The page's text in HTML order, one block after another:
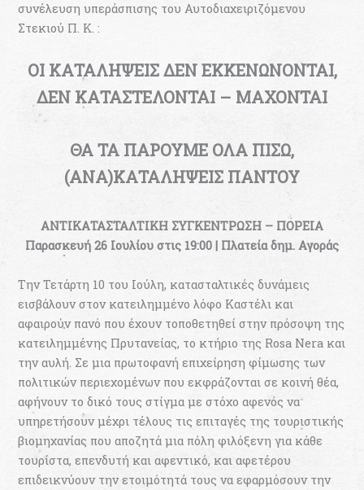
συνέλευση υπεράσπισης του Αυτοδιαχειριζόμενου
Στεκιού Π. Κ. :
ΟΙ ΚΑΤΑΛΗΨΕΙΣ ΔΕΝ ΕΚΚΕΝΩΝΟΝΤΑΙ,
ΔΕΝ ΚΑΤΑΣΤΕΛΟΝΤΑΙ – ΜΑΧΟΝΤΑΙ
ΘΑ ΤΑ ΠΑΡΟΥΜΕ ΟΛΑ ΠΙΣΩ,
(ΑΝΑ)ΚΑΤΑΛΗΨΕΙΣ ΠΑΝΤΟΥ
ΑΝΤΙΚΑΤΑΣΤΑΛΤΙΚΗ ΣΥΓΚΕΝΤΡΩΣΗ – ΠΟΡΕΙΑ
Παρασκευή 26 Ιουλίου στις 19:00 | Πλατεία δημ. Αγοράς
Την Τετάρτη 10 του Ιούλη, κατασταλτικές δυνάμεις
εισβάλουν στον κατειλημμένο λόφο Καστέλι και
αφαιρούν πανό που έχουν τοποθετηθεί στην πρόσοψη της
κατειλημμένης Πρυτανείας, το κτήριο της Rosa Nera και
την αυλή. Σε μια πρωτοφανή επιχείρηση φίμωσης των
πολιτικών περιεχομένων που εκφράζονται σε κοινή θέα,
αφήνουν το δικό τους στίγμα με στόχο αφενός να
υπηρετήσουν μέχρι τέλους τις επιταγές της τουριστικής
βιομηχανίας που αποζητά μια πόλη φιλόξενη για κάθε
τουρίστα, επενδυτή και αφεντικό, και αφετέρου
επιδεικνύουν την ετοιμότητά τους να εφαρμόσουν την